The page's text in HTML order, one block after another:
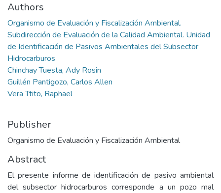
Authors
Organismo de Evaluación y Fiscalización Ambiental.
Subdirección de Evaluación de la Calidad Ambiental. Unidad
de Identificación de Pasivos Ambientales del Subsector
Hidrocarburos
Chinchay Tuesta, Ady Rosin
Guillén Pantigozo, Carlos Allen
Vera Ttito, Raphael
Publisher
Organismo de Evaluación y Fiscalización Ambiental
Abstract
El presente informe de identificación de pasivo ambiental
del subsector hidrocarburos corresponde a un pozo mal